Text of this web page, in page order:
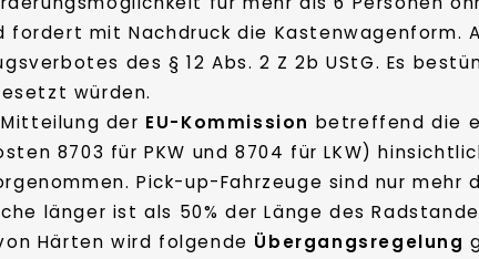
mit Nachdruck die Kastenwagenform.
des § 12 Abs. 2 Z 2b UStG. Es
würden.
der EU-Kommission betreffend die
8703 für PKW und 8704 für LKW)
Pick-up-Fahrzeuge sind nur mehr
länger ist als 50% der Länge des
Härten wird folgende Übergangsregelung